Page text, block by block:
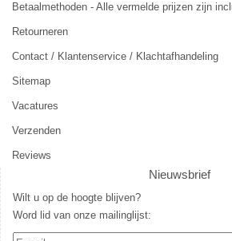
Betaalmethoden - Alle vermelde prijzen zijn
Retourneren
Contact / Klantenservice / Klachtafhandeling
Sitemap
Vacatures
Verzenden
Reviews
Nieuwsbrief
Wilt u op de hoogte blijven?
Word lid van onze mailinglijst: